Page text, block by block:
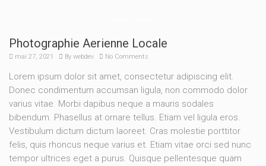
Photographie Aerienne Locale
mai 27, 2021 By webdev No Comments
Lorem ipsum dolor sit amet, consectetur adipiscing elit.
Donec condimentum accumsan ligula, non commodo dolor
varius vitae. Morbi dapibus neque a mauris sodales
bibendum. Phasellus at ornare tellus. Etiam vel ligula eros.
Vestibulum dictum dictum laoreet. Cras molestie porttitor
felis, quis rhoncus neque varius et. Etiam vitae orci sed nunc
tempor ultrices eget a purus. Quisque pellentesque quam